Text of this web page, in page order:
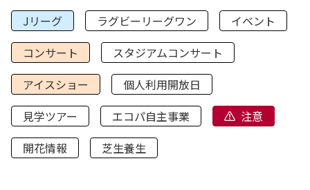
Jリーグ
ラグビーリーグワン
イベント
コンサート
スタジアムコンサート
アイスショー
個人利用開放日
見学ツアー
エコパ自主事業
注意
開花情報
芝生養生